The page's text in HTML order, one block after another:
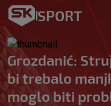
SPORT
Grozdanić:
bi trebalo
moglo biti